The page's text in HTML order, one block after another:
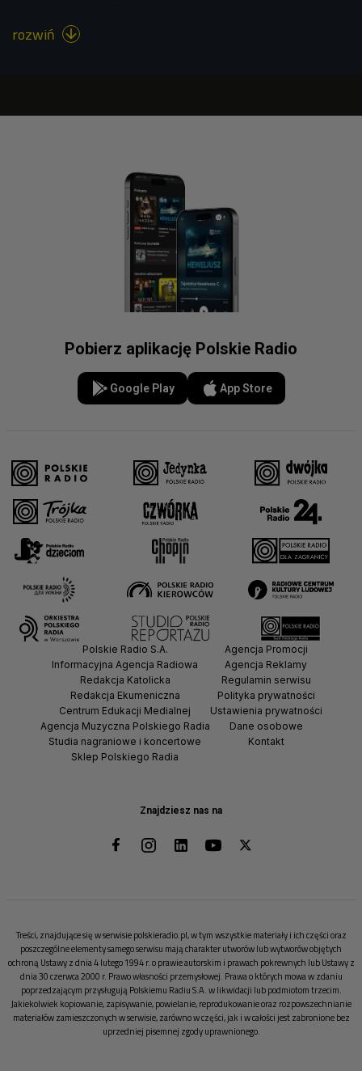
rozwiń 
Pobierz aplikację Polskie Radio
Google Play App Store
Znajdziesz nas na
Polskie Radio S.A.
Informacyjna Agencja Radiowa
Redakcja Katolicka
Redakcja Ekumeniczna
Centrum Edukacji Medialnej
Agencja Muzyczna Polskiego Radia
Studia nagraniowe i koncertowe
Sklep Polskiego Radia
Agencja Promocji
Agencja Reklamy
Regulamin serwisu
Polityka prywatności
Ustawienia prywatności
Dane osobowe
Kontakt
Treści, znajdujące się w serwisie polskieradio.pl, w tym wszystkie materiały i ich części oraz
poszczególne elementy samego serwisu mają charakter utworów lub wytworów objętych
ochroną Ustawy z dnia 4 lutego 1994 r. o prawie autorskim i prawach pokrewnych lub Ustawy z
dnia 30 czerwca 2000 r. Prawo własności przemysłowej. Prawa o których mowa w zdaniu
poprzedzającym przysługują Polskiemu Radiu S.A. w likwidacji lub podmiotom trzecim.
Jakiekolwiek kopiowanie, zapisywanie, powielanie, reprodukowanie oraz rozpowszechnianie
materiałów zamieszczonych w serwisie, zarówno w części, jak i w całości jest zabronione bez
uprzedniej pisemnej zgody uprawnionego.